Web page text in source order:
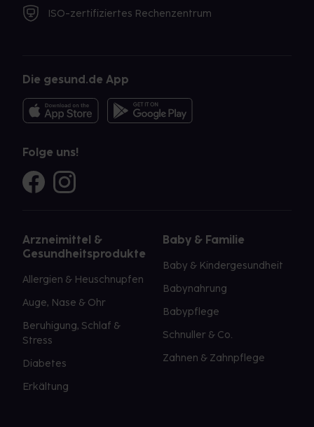
ISO-zertifiziertes Rechenzentrum
Die gesund.de App
Folge uns!
Arzneimittel &
Gesundheitsprodukte
Allergien & Heuschnupfen
Auge, Nase & Ohr
Beruhigung, Schlaf &
Stress
Diabetes
Erkältung
Baby & Familie
Baby & Kindergesundheit
Babynahrung
Babypflege
Schnuller & Co.
Zahnen & Zahnpflege